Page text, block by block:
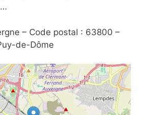
…
– Code postal : 63800 –
de-Dôme